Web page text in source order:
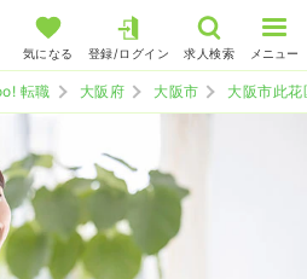
気になる 登録/ログイン 求人検索 メニュー
転職 大阪府 大阪市 大阪市此花